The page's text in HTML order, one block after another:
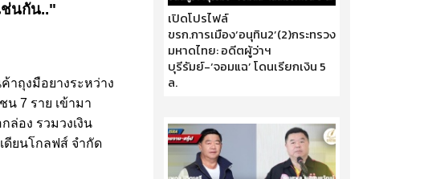
ช่นกัน.."
าถุงมือยางระหว่าง
น 7 ราย เข้ามา
ล่อง รวมวงเงิน
ยนโกลฟส์ จำกัด
เปิดโปรไฟล์
ขรก.การเมือง‘อนุทิน2’(2)กระทรวง
มหาดไทย: อดีตผู้ว่าฯ
บุรีรัมย์-‘จอมแฉ’ โดนเรียกเงิน 5
ล.